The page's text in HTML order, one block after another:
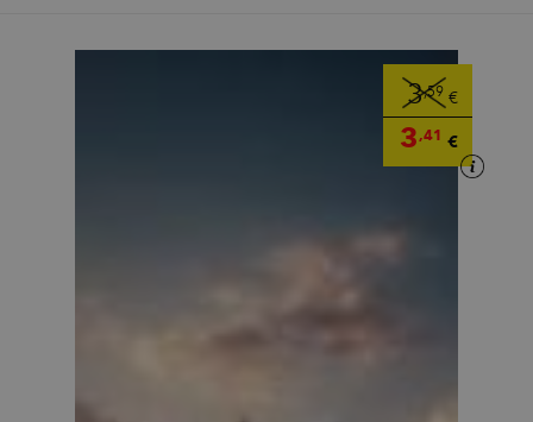
3,59 €
3,41 €